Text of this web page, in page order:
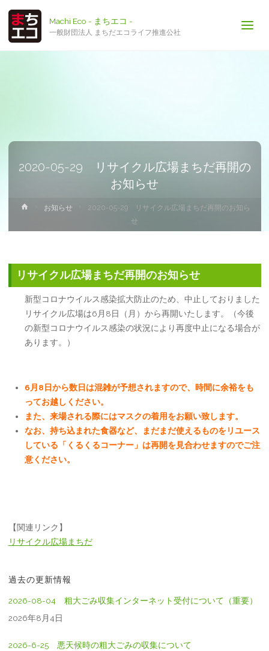
Machi Eco - まちエコ -
一般財団法人 まちだエコライフ推進公社
2020-05-29 リサイクル広場まちだ再開の
お知らせ
ム
お知らせ
2020-05-29 リサイクル広場まちだ再開のお知ら
せ
リサイクル広場まちだ再開のお知らせ
新型コロナウイルス感染拡大防止のため、中止しておりました
リサイクル広場は6月8日（月）から再開いたします。（今後
の新型コロナウイルス感染の状況により再度中止になる場合が
あります。）
6月8日から数日は混雑が予想されますので、時間に余裕をも
ってお越しください。
また、来場される際にはマスクの着用をお願い致します。
なお、持ち込まれた食器など、まだまだ使えるものをリユース
している「くるくるコーナー」は再開を見合わせますのでご注
意ください。
【関連リンク】
リサイクル広場まちだ
過去の更新情報
2026-08-04 粗大ごみ収集インターネット受付について（重要）
2026年8月4日
2026-6-25 悪天候時の粗大ごみの収集について